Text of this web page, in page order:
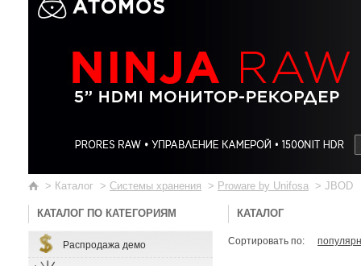
> Каталог > Системы хранения > Proware by Unifosa > JBOD
КАТАЛОГ ПО КАТЕГОРИЯМ
Распродажа демо
КАТАЛОГ
Сортировать по: